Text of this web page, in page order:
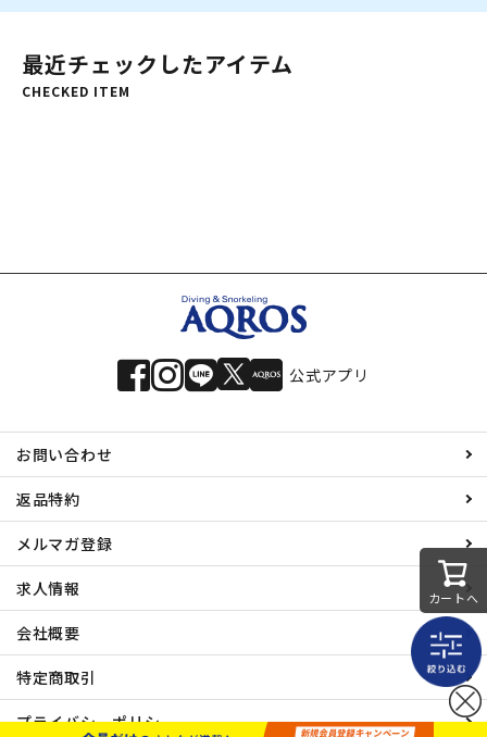
最近チェックしたアイテム
CHECKED ITEM
カートへ
公式アプリ
お問い合わせ
返品特約
メルマガ登録
求人情報
会社概要
特定商取引
プライバシーポリシー